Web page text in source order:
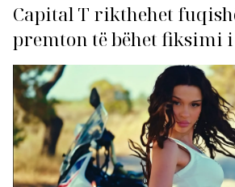
Capital T rikthehet
premton të bëhet fiksimi